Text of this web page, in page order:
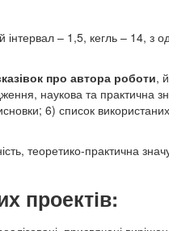
– 1,5, кегль – 14,
про автора роботи,
наукова та практична
6) список
теоретико-практична
проектів: